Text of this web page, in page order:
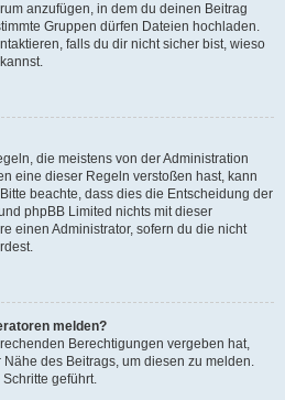
anzufügen, in dem du deinen Beitrag
Gruppen dürfen Dateien hochladen.
falls du dir nicht sicher bist, wieso
die meistens von der Administration
eine dieser Regeln verstoßen hast, kann
beachte, dass dies die Entscheidung der
phpBB Limited nichts mit dieser
einen Administrator, sofern du die nicht
melden?
Berechtigungen vergeben hat,
des Beitrags, um diesen zu melden.
geführt.